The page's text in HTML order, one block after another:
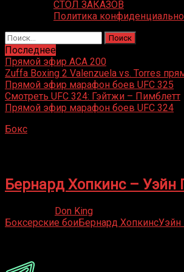
СТОЛ ЗАКАЗОВ
Политика
Найти:
Последнее
Прямой эфир ACA 200
Zuffa Boxing 2 Valenzuela vs. Torres
Прямой эфир марафон боев UFC 325
Смотреть UFC 324: Гэйтжи – Пимблетт
Прямой эфир марафон боев UFC 324
Бокс
Бернард Хопкинс – Уэйн
Don King
Боксерские боиБернард ХопкинсУэйн